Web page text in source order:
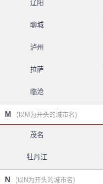
辽阳
聊城
泸州
拉萨
临沧
M (以M为开头的城市名)
茂名
牡丹江
N (以N为开头的城市名)